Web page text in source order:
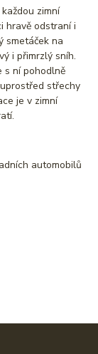
zimní
hravě odstraní i
smetáček na
i přimrzlý sníh.
s ní pohodlně
střechy
je v zimní
automobilů